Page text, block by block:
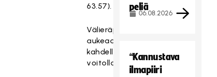
63.57).
Välieräpaikka
aukeaa
kahdella
voitolla.
peliä
06.08.2026
“Kannustava
ilmapiiri